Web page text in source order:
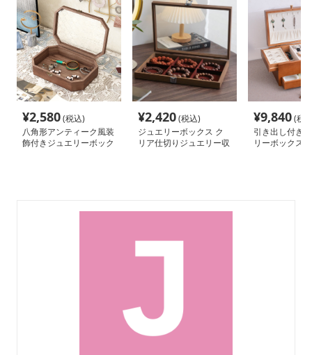
¥2,580(税込)
八角形アンティーク風装
飾付きジュエリーボック
¥2,420(税込)
ジュエリーボックス ク
リア仕切りジュエリー収
¥9,840(税
引き出し付き
リーボックス